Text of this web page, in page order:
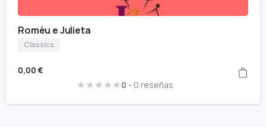
Romèu e Julieta
Classics
0,00 €
0 - 0 reseñas